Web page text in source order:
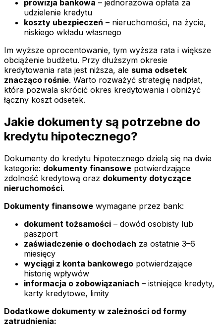
prowizja bankowa – jednorazowa opłata za
udzielenie kredytu
koszty ubezpieczeń – nieruchomości, na życie,
niskiego wkładu własnego
Im wyższe oprocentowanie, tym wyższa rata i większe
obciążenie budżetu. Przy dłuższym okresie
kredytowania rata jest niższa, ale suma odsetek
znacząco rośnie. Warto rozważyć strategię nadpłat,
która pozwala skrócić okres kredytowania i obniżyć
łączny koszt odsetek.
Jakie dokumenty są potrzebne do
kredytu hipotecznego?
Dokumenty do kredytu hipotecznego dzielą się na dwie
kategorie: dokumenty finansowe potwierdzające
zdolność kredytową oraz dokumenty dotyczące
nieruchomości.
Dokumenty finansowe wymagane przez bank:
dokument tożsamości – dowód osobisty lub
paszport
zaświadczenie o dochodach za ostatnie 3–6
miesięcy
wyciągi z konta bankowego potwierdzające
historię wpływów
informacja o zobowiązaniach – istniejące kredyty,
karty kredytowe, limity
Dodatkowe dokumenty w zależności od formy
zatrudnienia: